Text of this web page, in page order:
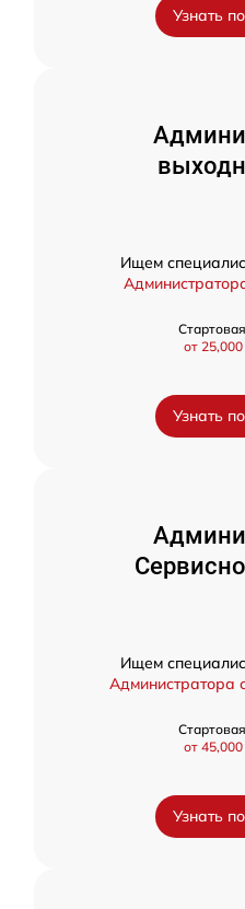
Узнать
Ищем
от
Узнать
Ищем
Администратора
от
Узнать